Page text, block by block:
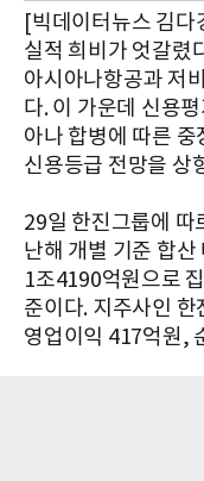
[빅데이터뉴스 김다
실적 희비가 엇갈렸
아시아나항공과 저
다. 이 가운데 신용
아나 합병에 따른 중
신용등급 전망을 상
29일 한진그룹에 따
난해 개별 기준 합
1조4190억원으로
준이다. 지주사인
영업이익 417억원,